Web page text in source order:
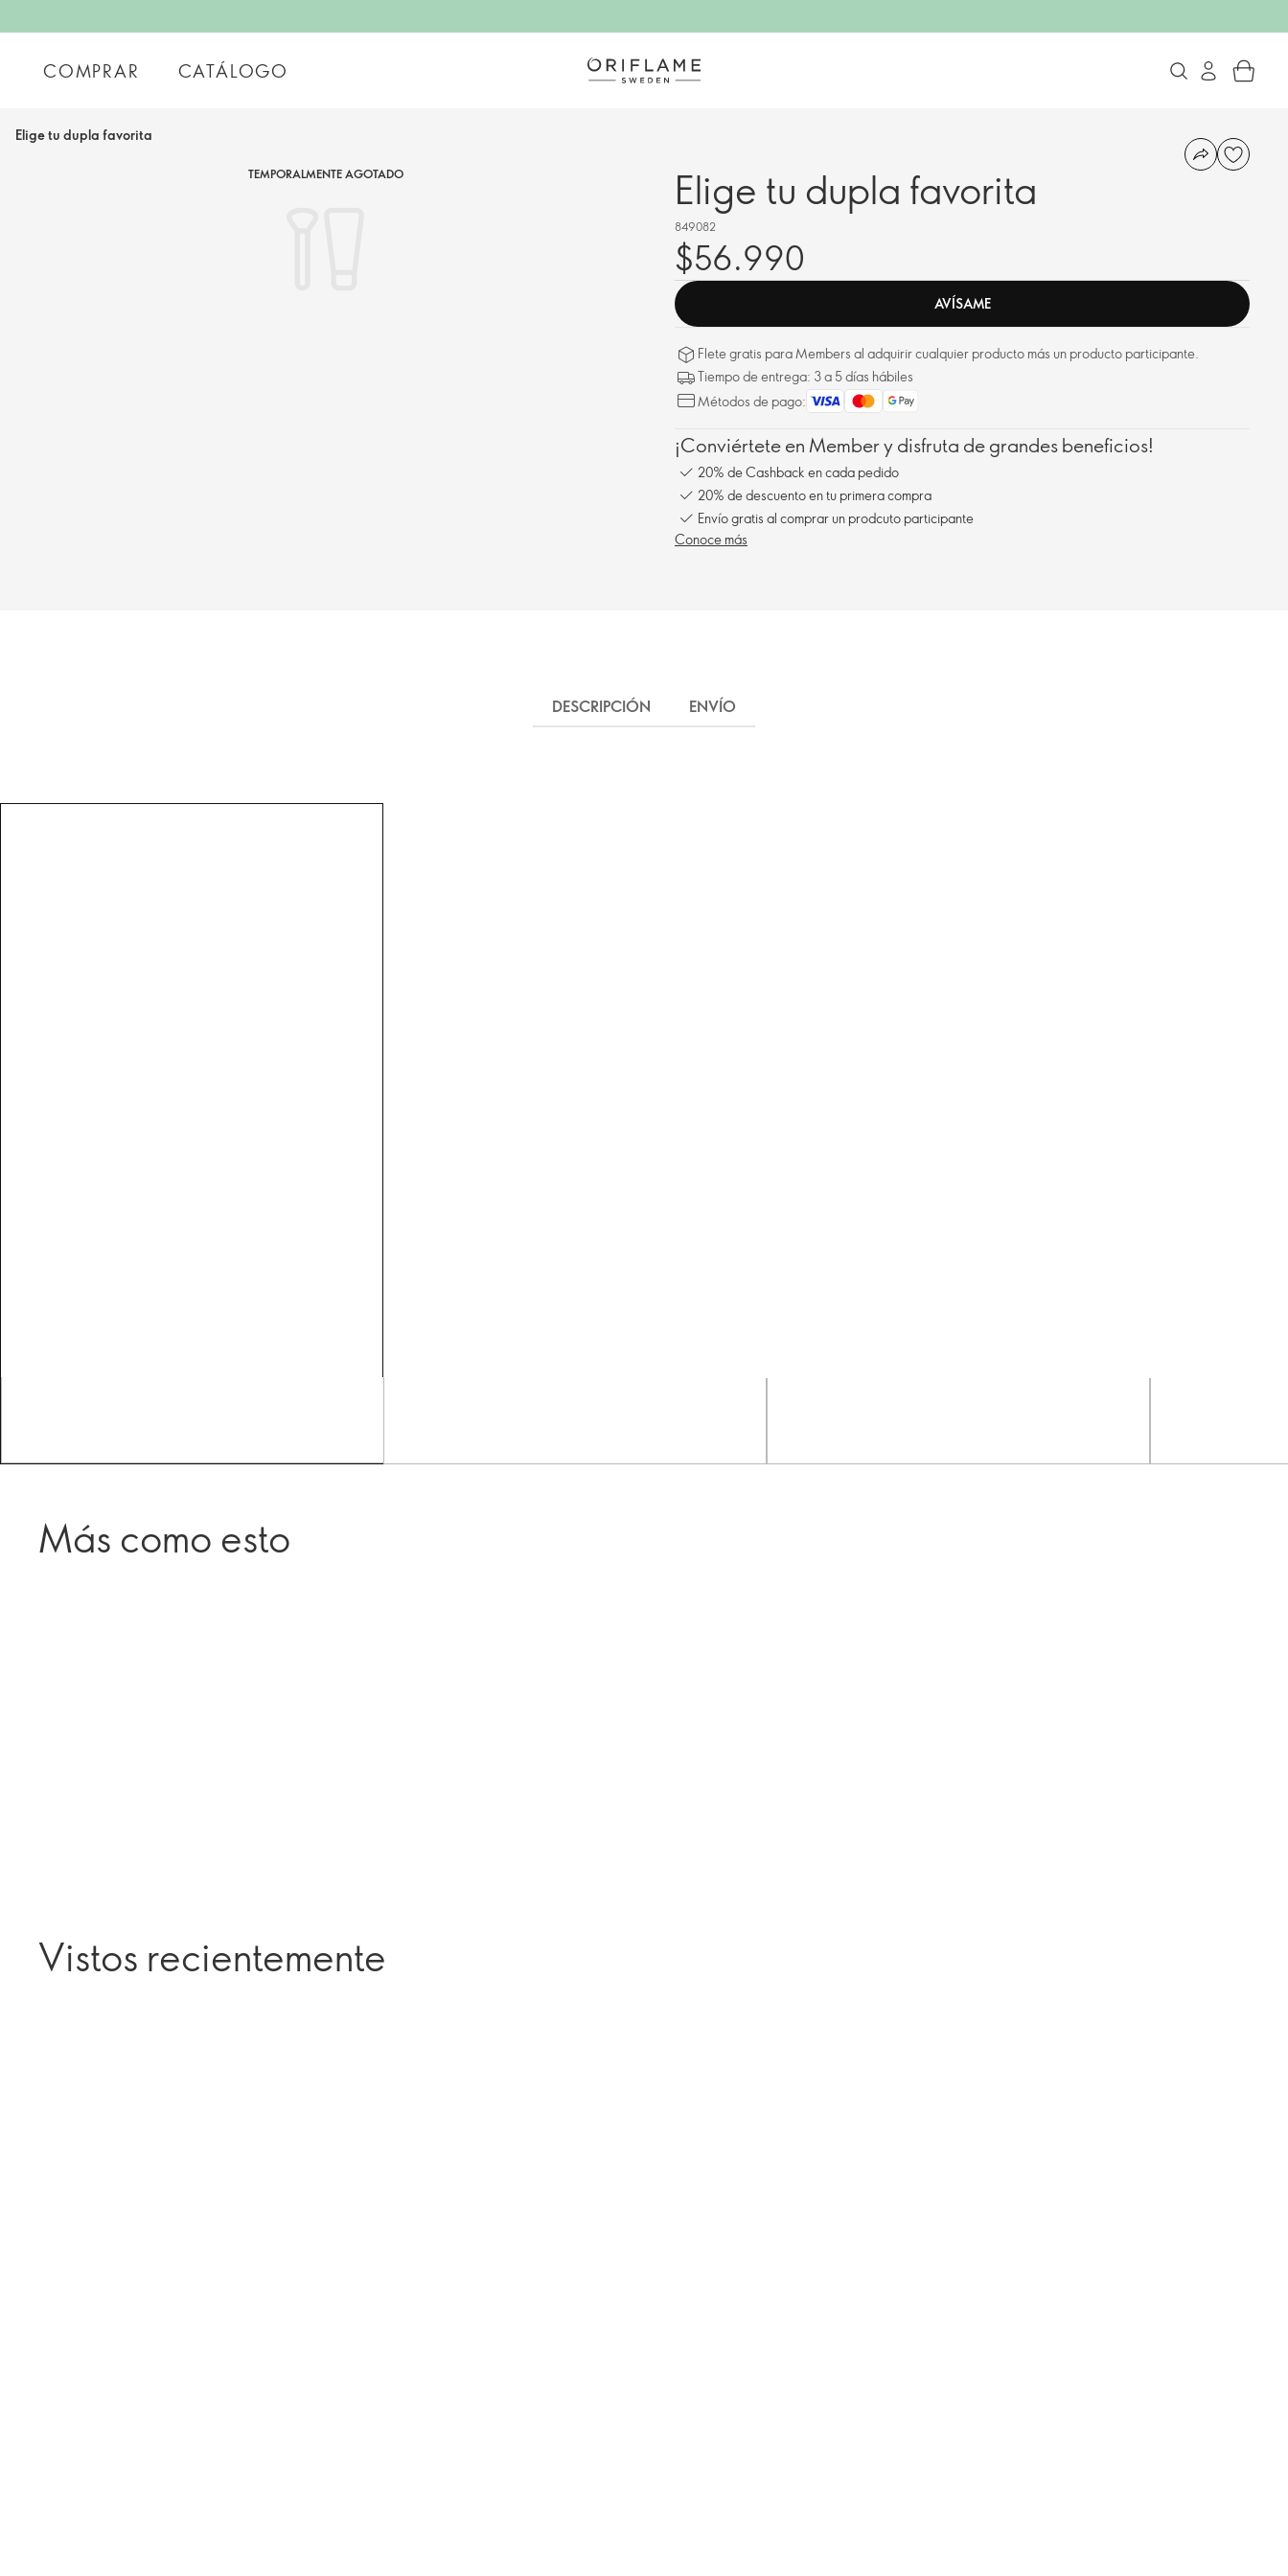
COMPRAR CATÁLOGO
Elige tu dupla favorita
TEMPORALMENTE AGOTADO Elige tu dupla favorita
849082
$56.990
AVÍSAME
Flete gratis para Members al adquirir cualquier producto más un producto participante.
Tiempo de entrega: 3 a 5 días hábiles
Métodos de pago:
¡Conviértete en Member y disfruta de grandes beneficios!
20% de Cashback en cada pedido
20% de descuento en tu primera compra
Envío gratis al comprar un prodcuto participante
Conoce más
DESCRIPCIÓN ENVÍO
Más como esto
Vistos recientemente